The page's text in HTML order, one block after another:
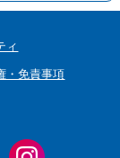
ィ
・免責事項